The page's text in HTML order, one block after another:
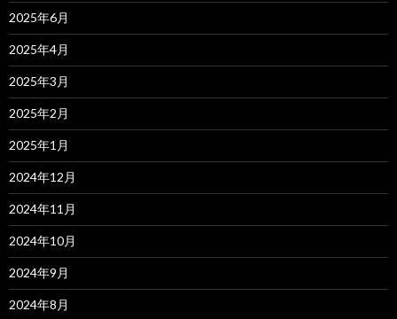
2025年6月
2025年4月
2025年3月
2025年2月
2025年1月
2024年12月
2024年11月
2024年10月
2024年9月
2024年8月